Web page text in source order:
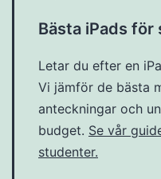
Bästa iPads
Letar du efter en
Vi jämför de bästa
anteckningar och
budget. Se vår
studenter.